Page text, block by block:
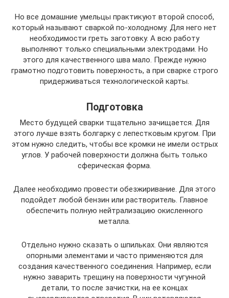
Но все домашние умельцы практикуют второй способ,
который называют сваркой по-холодному. Для него нет
необходимости греть заготовку. А всю работу
выполняют только специальными электродами. Но
этого для качественного шва мало. Прежде нужно
грамотно подготовить поверхность, а при сварке строго
придерживаться технологической карты.
Подготовка
Место будущей сварки тщательно зачищается. Для
этого лучше взять болгарку с лепестковым кругом. При
этом нужно следить, чтобы все кромки не имели острых
углов. У рабочей поверхности должна быть только
сферическая форма.
Далее необходимо провести обезжиривание. Для этого
подойдет любой бензин или растворитель. Главное
обеспечить полную нейтрализацию окисленного
металла.
Отдельно нужно сказать о шпильках. Они являются
опорными элементами и часто применяются для
создания качественного соединения. Например, если
нужно заварить трещину на поверхности чугунной
детали, то после зачистки, на ее концах